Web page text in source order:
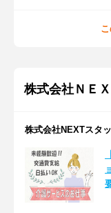
株式会社ＮＥ
株式会社NEXTスタ